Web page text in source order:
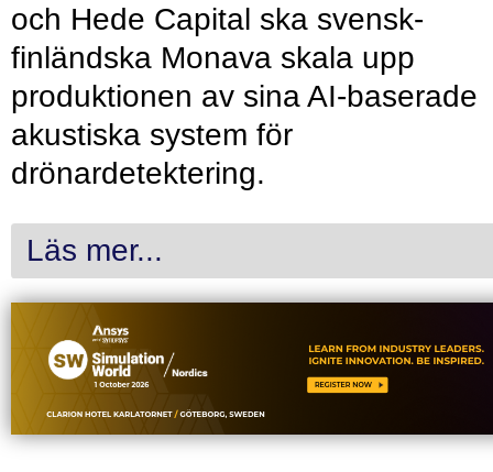
och Hede Capital ska svensk-
finländska Monava skala upp
produktionen av sina AI-baserade
akustiska system för
drönardetektering.
Läs mer...